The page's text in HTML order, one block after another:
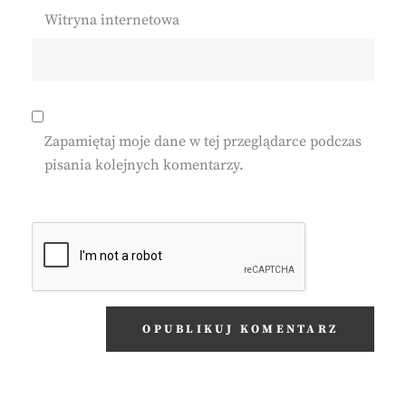
Witryna internetowa
Zapamiętaj moje dane w tej przeglądarce podczas
pisania kolejnych komentarzy.